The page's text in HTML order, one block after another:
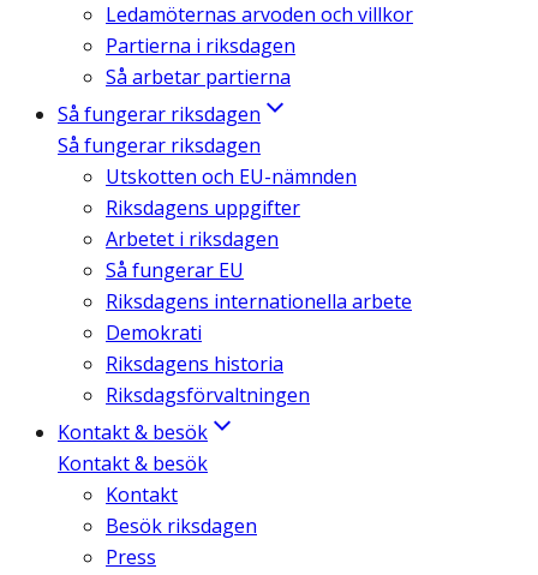
Ledamöternas arvoden och villkor
Partierna i riksdagen
Så arbetar partierna
Så fungerar riksdagen
Så fungerar riksdagen
Utskotten och EU-nämnden
Riksdagens uppgifter
Arbetet i riksdagen
Så fungerar EU
Riksdagens internationella arbete
Demokrati
Riksdagens historia
Riksdagsförvaltningen
Kontakt & besök
Kontakt & besök
Kontakt
Besök riksdagen
Press